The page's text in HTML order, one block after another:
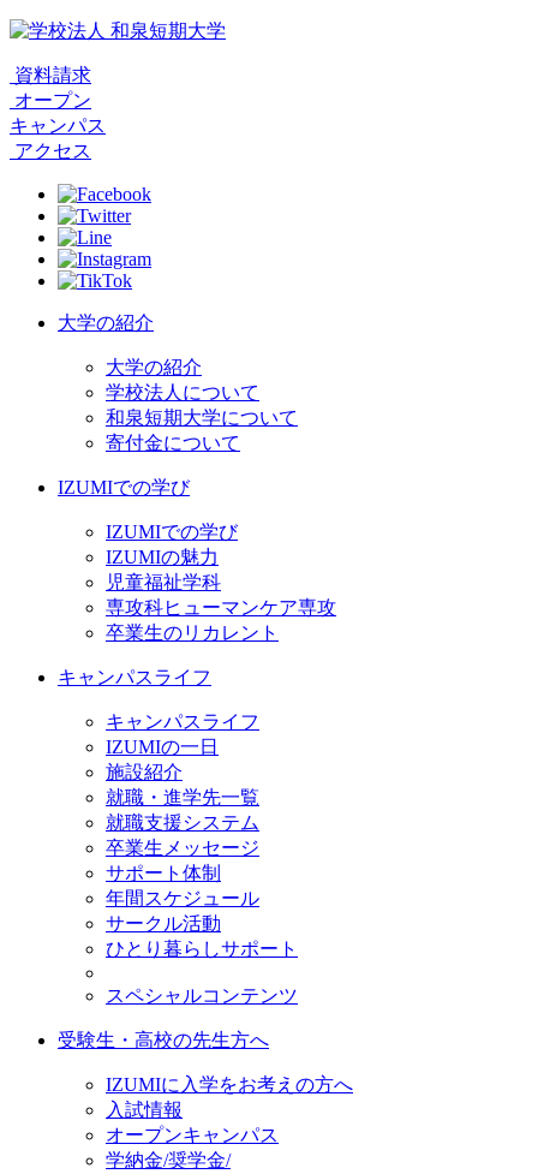
資料請求
オープン
キャンパス
アクセス
大学の紹介
大学の紹介
学校法人について
和泉短期大学について
寄付金について
IZUMIでの学び
IZUMIでの学び
IZUMIの魅力
児童福祉学科
専攻科ヒューマンケア専攻
卒業生のリカレント
キャンパスライフ
キャンパスライフ
IZUMIの一日
施設紹介
就職・進学先一覧
就職支援システム
卒業生メッセージ
サポート体制
年間スケジュール
サークル活動
ひとり暮らしサポート
スペシャルコンテンツ
受験生・高校の先生方へ
IZUMIに入学をお考えの方へ
入試情報
オープンキャンパス
学納金/奨学金/